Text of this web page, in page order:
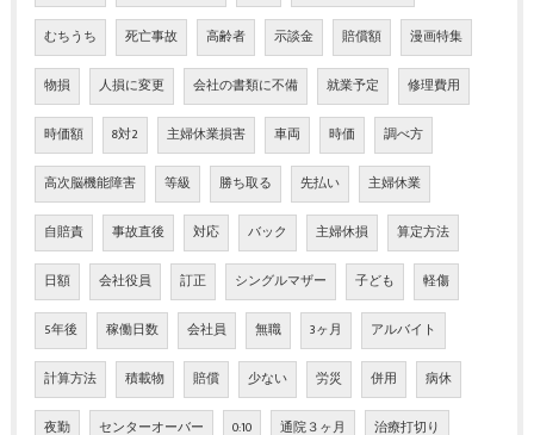
むちうち 死亡事故 高齢者 示談金 賠償額 漫画特集
物損 人損に変更 会社の書類に不備 就業予定 修理費用
時価額 8対2 主婦休業損害 車両 時価 調べ方
高次脳機能障害 等級 勝ち取る 先払い 主婦休業
自賠責 事故直後 対応 バック 主婦休損 算定方法
日額 会社役員 訂正 シングルマザー 子ども 軽傷
5年後 稼働日数 会社員 無職 3ヶ月 アルバイト
計算方法 積載物 賠償 少ない 労災 併用 病休
夜勤 センターオーバー 0:10 通院３ヶ月 治療打切り